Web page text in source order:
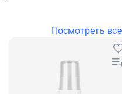
Посмотреть все